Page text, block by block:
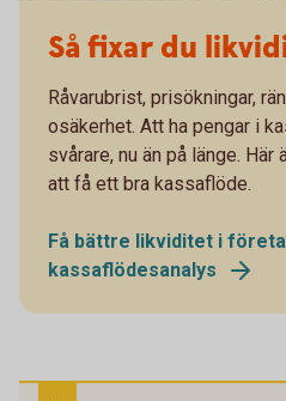
Så fixar du
Råvarubrist, prisökningar,
osäkerhet. Att ha pengar i
svårare, nu än på länge.
att få ett bra kassaflöde.
Få bättre likviditet i
kassaflödesanalys